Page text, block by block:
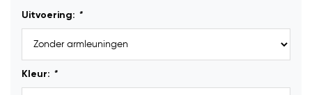
Uitvoering: *
Kleur: *